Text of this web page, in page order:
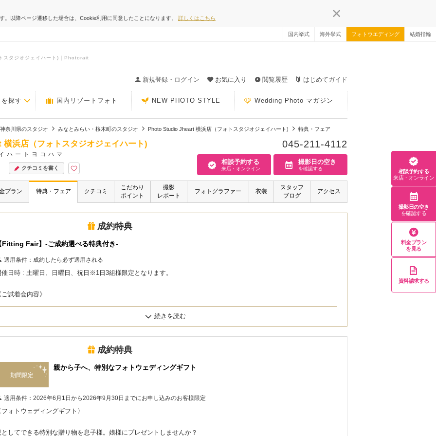
。以降ページ遷移した場合は、Cookie利用に同意したことになります。 詳しくはこちら
国内挙式 海外挙式 フォトウエディング 結婚指輪
タジオジェイハート)｜Photorait
新規登録・ログイン
お気に入り 閲覧履歴 はじめてガイド
探す 国内リゾートフォト NEW PHOTO STYLE Wedding Photo マガジン
神奈川県のスタジオ みなとみらい・桜木町のスタジオ Photo Studio Jheart 横浜店（フォトスタジオジェイハート) 特典・フェア
浜店（フォトスタジオジェイハート)
ハートヨコハマ
クチコミを書く
045-211-4112
相談予約する
来店・オンライン
撮影日の空き
を確認する
プラン 特典・フェア クチコミ
こだわり
ポイント
撮影
レポート
フォトグラファー 衣装
スタッフ
ブログ
アクセス
成約特典
Fitting Fair】-ご成約選べる特典付き-
適用条件： 成約したら必ず適用される
催日時 : 土曜日、日曜日、祝日※1日3組様限定となります。
試着会内容》
プロのヘアメイクによる30分間のヘアアレンジ体験
約のお時間によっては、ご対応致しかねます。
ドレス/タキシード/和装 を時間内なら何着でもご試着いただけます。
ご希望の撮影場所、お好みの撮影イメージのご相談
成約のお客様へ下記の中から、特典をおひとつお選びいただけます。⁡
成約特典
期間限定
親から子へ、特別なフォトウェディングギフト
適用条件：2026年6月1日から2026年9月30日までにお申し込みのお客様限定
フォトウェディングギフト〉
としてできる特別な贈り物を息子様。娘様にプレゼントしませんか？
相談予約する
来店・オンライン
撮影日の空き
を確認する
料金プラン
を見る
資料請求する